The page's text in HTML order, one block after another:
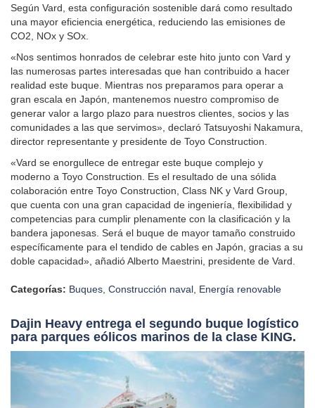
Según Vard, esta configuración sostenible dará como resultado
una mayor eficiencia energética, reduciendo las emisiones de
CO2, NOx y SOx.
«Nos sentimos honrados de celebrar este hito junto con Vard y
las numerosas partes interesadas que han contribuido a hacer
realidad este buque. Mientras nos preparamos para operar a
gran escala en Japón, mantenemos nuestro compromiso de
generar valor a largo plazo para nuestros clientes, socios y las
comunidades a las que servimos», declaró Tatsuyoshi Nakamura,
director representante y presidente de Toyo Construction.
«Vard se enorgullece de entregar este buque complejo y
moderno a Toyo Construction. Es el resultado de una sólida
colaboración entre Toyo Construction, Class NK y Vard Group,
que cuenta con una gran capacidad de ingeniería, flexibilidad y
competencias para cumplir plenamente con la clasificación y la
bandera japonesas. Será el buque de mayor tamaño construido
específicamente para el tendido de cables en Japón, gracias a su
doble capacidad», añadió Alberto Maestrini, presidente de Vard.
Categorías: Buques, Construcción naval, Energía renovable
Dajin Heavy entrega el segundo buque logístico
para parques eólicos marinos de la clase KING.